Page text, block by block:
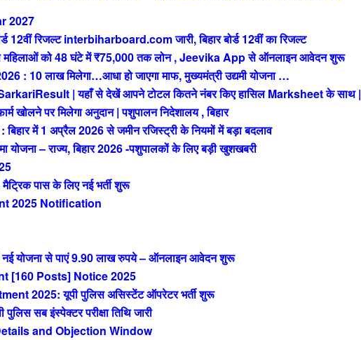
2027
रिजल्ट interbiharboard.com जारी, बिहार बोर्ड 12वीं का रिजल्ट
को 48 घंटे में ₹75,000 तक लोन , Jeevika App से ऑनलाइन आवेदन शुरू
10 लाख मिलेगा…आधा हो जाएगा माफ, मुख्यमंत्री उद्यमी योजना …
| यहाँ से देखें आपने टोटल कितने नंबर किए हासिल Marksheet के साथ |
खोलने पर मिलेगा अनुदान | पशुपालन निदेशालय , बिहार
में 1 अप्रैल 2026 से जमीन रजिस्ट्री के नियमों में बड़ा बदलाव
– राज्य, बिहार 2026 -पशुपालकों के लिए बड़ी खुशखबरी
पास के लिए नई भर्ती शुरू
2025 Notification
योजना से पाएं 9.90 लाख रुपये – ऑनलाइन आवेदन शुरू
[160 Posts] Notice 2025
2025: यूपी पुलिस असिस्टेंट ऑपरेटर भर्ती शुरू
सब इंस्पेक्टर परीक्षा तिथि जारी
and Objection Window